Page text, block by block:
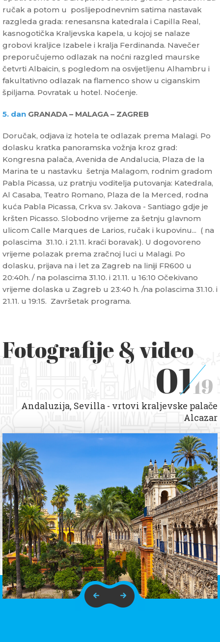
ručak a potom u poslijepodnevnim satima nastavak
razgleda grada: renesansna katedrala i Capilla Real,
kasnogotička Kraljevska kapela, u kojoj se nalaze
grobovi kraljice Izabele i kralja Ferdinanda. Navečer
preporučujemo odlazak na noćni razgled maurske
četvrti Albaicin, s pogledom na osvijetljenu Alhambru i
fakultativno odlazak na flamenco show u ciganskim
špiljama. Povratak u hotel. Noćenje.
5. dan GRANADA – MALAGA – ZAGREB
Doručak, odjava iz hotela te odlazak prema Malagi. Po
dolasku kratka panoramska vožnja kroz grad:
Kongresna palača, Avenida de Andalucia, Plaza de la
Marina te u nastavku šetnja Malagom, rodnim gradom
Pabla Picassa, uz pratnju voditelja putovanja: Katedrala,
Al Casaba, Teatro Romano, Plaza de la Merced, rodna
kuća Pabla Picassa, Crkva sv. Jakova - Santiago gdje je
kršten Picasso. Slobodno vrijeme za šetnju glavnom
ulicom Calle Marques de Larios, ručak i kupovinu... ( na
polascima 31.10. i 21.11. kraći boravak). U dogovoreno
vrijeme polazak prema zračnoj luci u Malagi. Po
dolasku, prijava na i let za Zagreb na liniji FR600 u
20:40h. / na polascima 31.10. i 21.11. u 16:10 Očekivano
vrijeme dolaska u Zagreb u 23:40 h. /na polascima 31.10. i
21.11. u 19:15. Završetak programa.
Fotografije & video
0119
Andaluzija, Sevilla - vrtovi kraljevske palače
Alcazar